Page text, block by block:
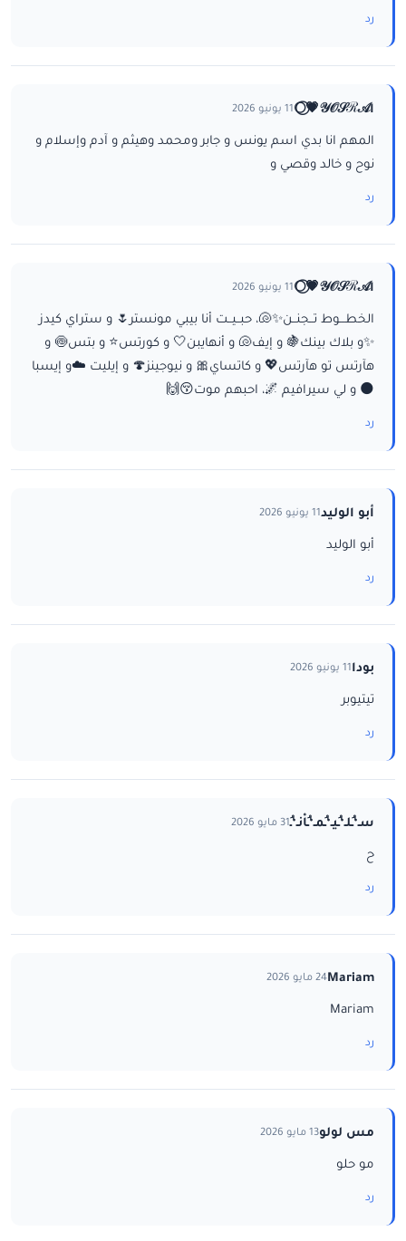
رد
ا𝒴𝒪𝒮ℛ𝒜💗⃝🌕 11 يونيو 2026
المهم انا بدي اسم يونس و جابر ومحمد وهيثم و آدم وإسلام و
نوح و خالد وقصي و
رد
ا𝒴𝒪𝒮ℛ𝒜💗⃝🌕 11 يونيو 2026
الخطـــوط تــجنــن✨🐚، حبــيــت أنا بيبي مونستر🌷 و ستراي كيدز
✨و بلاك بينك🍇 و إيف🐚 و أنهايبن🤍 و كورتس⭐ و بتس🍥 و
هآرتس تو هآرتس💖 و كاتساي🎀 و نيوجينز🍄 و إيليت ☁️و إيسبا
🌑 و لي سيرافيم 🌌، احبهم موت😚🙌
رد
أبو الوليد11 يونيو 2026
أبو الوليد
رد
بودا11 يونيو 2026
تيتيوبر
رد
سـ‘ـُلـ‘ـُيـ‘ـُمـ‘ـُاْنـ‘ـُ31 مايو 2026
ح
رد
Mariam24 مايو 2026
Mariam
رد
مس لولو13 مايو 2026
مو حلو
رد